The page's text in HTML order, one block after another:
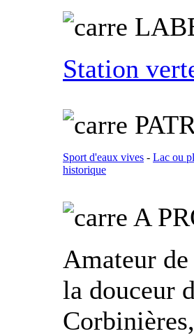
L
Station
Sport d'eaux vives - Lac ou
historique
A
Amateur
la douceur